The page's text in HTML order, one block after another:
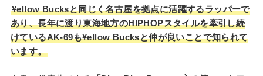
¥ellow Bucksと同じく名古屋を拠点に活躍するラッパーで
あり、長年に渡り東海地方のHIPHOPスタイルを牽引し続
けているAK-69も¥ellow Bucksと仲が良いことで知られて
います。